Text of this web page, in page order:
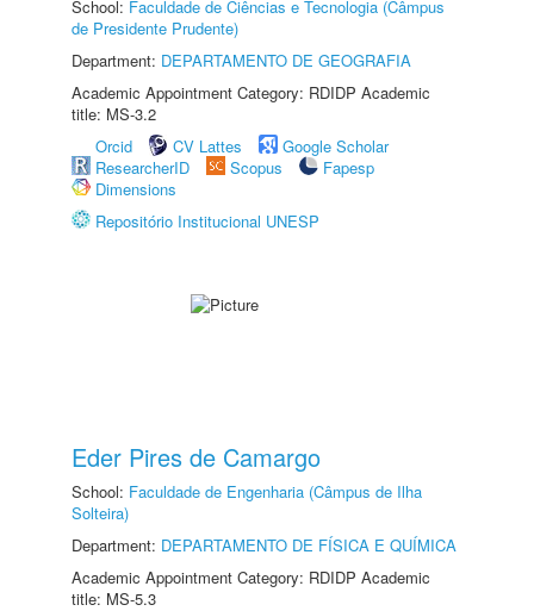
School: Faculdade de Ciências e Tecnologia (Câmpus
de Presidente Prudente)
Department: DEPARTAMENTO DE GEOGRAFIA
Academic Appointment Category: RDIDP Academic
title: MS-3.2
Orcid
CV Lattes
Google Scholar
ResearcherID
Scopus
Fapesp
Dimensions
Repositório Institucional UNESP
Eder Pires de Camargo
School: Faculdade de Engenharia (Câmpus de Ilha
Solteira)
Department: DEPARTAMENTO DE FÍSICA E QUÍMICA
Academic Appointment Category: RDIDP Academic
title: MS-5.3